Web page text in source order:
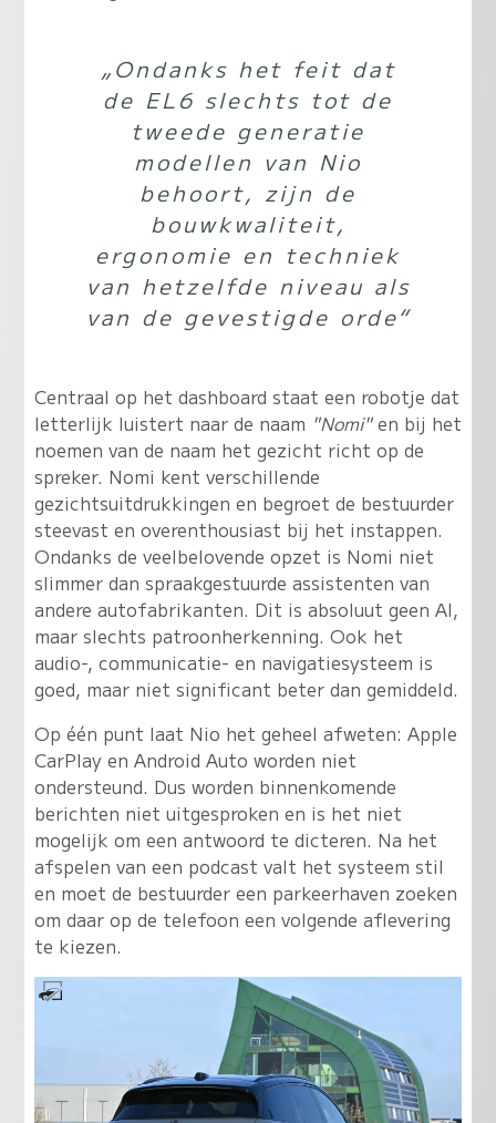
„Ondanks het feit dat
de EL6 slechts tot de
tweede generatie
modellen van Nio
behoort, zijn de
bouwkwaliteit,
ergonomie en techniek
van hetzelfde niveau als
van de gevestigde orde“
Centraal op het dashboard staat een robotje dat
letterlijk luistert naar de naam "Nomi"en bij het
noemen van de naam het gezicht richt op de
spreker. Nomi kent verschillende
gezichtsuitdrukkingen en begroet de bestuurder
steevast en overenthousiast bij het instappen.
Ondanks de veelbelovende opzet is Nomi niet
slimmer dan spraakgestuurde assistenten van
andere autofabrikanten. Dit is absoluut geen AI,
maar slechts patroonherkenning. Ook het
audio-, communicatie- en navigatiesysteem is
goed, maar niet significant beter dan gemiddeld.
Op één punt laat Nio het geheel afweten: Apple
CarPlay en Android Auto worden niet
ondersteund. Dus worden binnenkomende
berichten niet uitgesproken en is het niet
mogelijk om een antwoord te dicteren. Na het
afspelen van een podcast valt het systeem stil
en moet de bestuurder een parkeerhaven zoeken
om daar op de telefoon een volgende aflevering
te kiezen.